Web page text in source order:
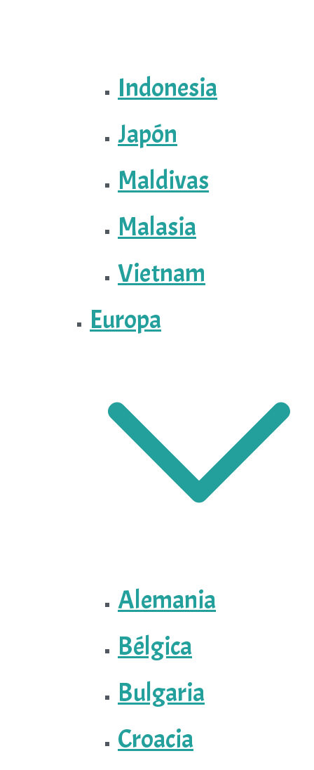
Indonesia
Japón
Maldivas
Malasia
Vietnam
Europa
Alemania
Bélgica
Bulgaria
Croacia